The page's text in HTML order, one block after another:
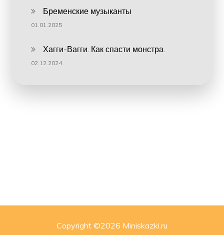
Бременские музыканты
01.01.2025
Хагги-Вагги. Как спасти монстра.
02.12.2024
Copyright ©2026 Miniskazki.ru